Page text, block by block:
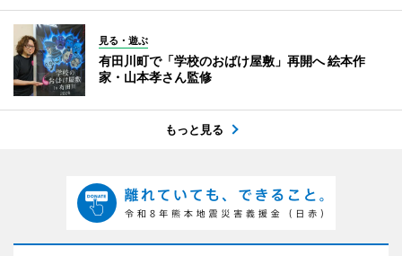
見る・遊ぶ
有田川町で「学校のおばけ屋敷」再開へ 絵本作
家・山本孝さん監修
もっと見る